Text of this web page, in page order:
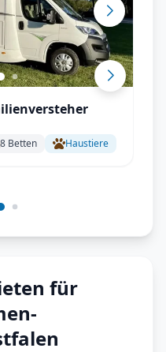
8 Betten Haustiere
für